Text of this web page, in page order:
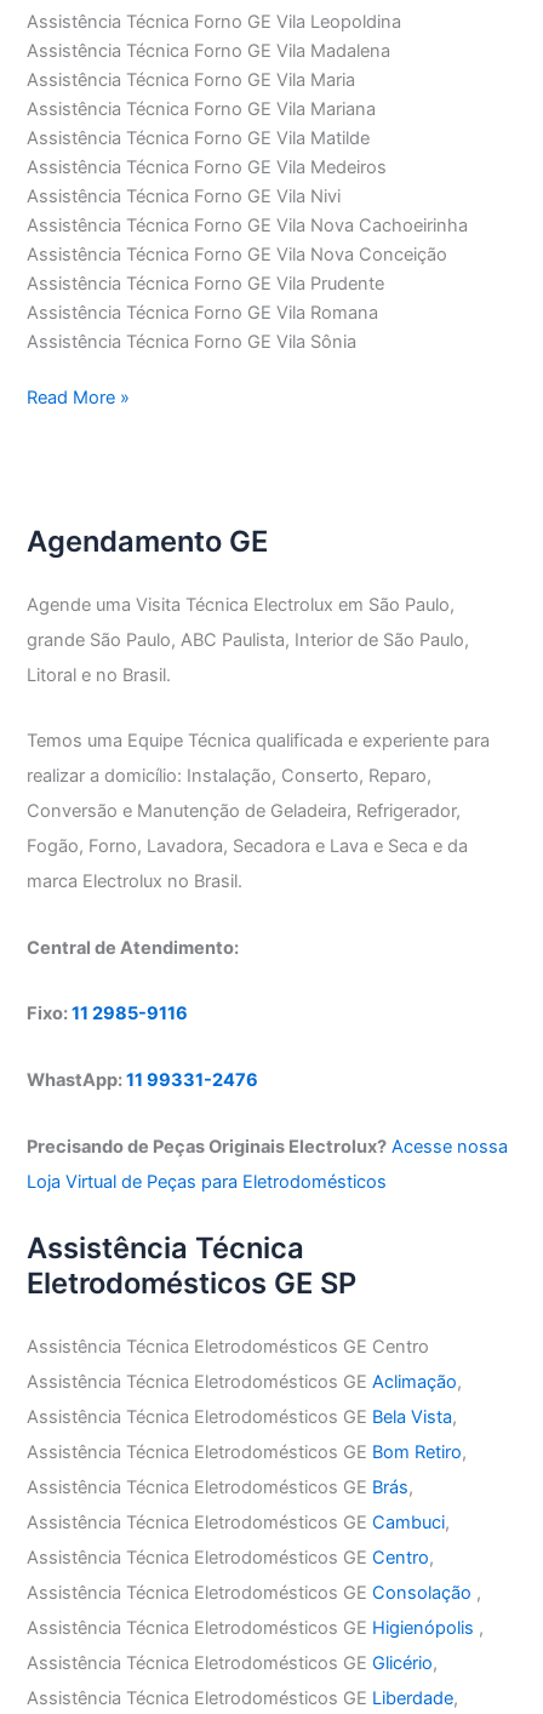
Assistência Técnica Forno GE Vila Leopoldina
Assistência Técnica Forno GE Vila Madalena
Assistência Técnica Forno GE Vila Maria
Assistência Técnica Forno GE Vila Mariana
Assistência Técnica Forno GE Vila Matilde
Assistência Técnica Forno GE Vila Medeiros
Assistência Técnica Forno GE Vila Nivi
Assistência Técnica Forno GE Vila Nova Cachoeirinha
Assistência Técnica Forno GE Vila Nova Conceição
Assistência Técnica Forno GE Vila Prudente
Assistência Técnica Forno GE Vila Romana
Assistência Técnica Forno GE Vila Sônia
Assistência
Read More »
Agendamento GE
Agende uma Visita Técnica Electrolux em São Paulo,
grande São Paulo, ABC Paulista, Interior de São Paulo,
Litoral e no Brasil.
Temos uma Equipe Técnica qualificada e experiente para
realizar a domicílio: Instalação, Conserto, Reparo,
Conversão e Manutenção de Geladeira, Refrigerador,
Fogão, Forno, Lavadora, Secadora e Lava e Seca e da
marca Electrolux no Brasil.
Central de Atendimento:
Fixo:11 2985-9116
WhastApp:11 99331-2476
Precisando de Peças Originais Electrolux? Acesse nossa
Loja Virtual de Peças para Eletrodomésticos
Assistência Técnica
Eletrodomésticos GE SP
Assistência Técnica Eletrodomésticos GE Centro
Assistência Técnica Eletrodomésticos GEAclimação,
Assistência Técnica Eletrodomésticos GE Bela Vista,
Assistência Técnica Eletrodomésticos GE Bom Retiro,
Assistência Técnica Eletrodomésticos GE Brás,
Assistência Técnica Eletrodomésticos GECambuci,
Assistência Técnica Eletrodomésticos GECentro,
Assistência Técnica Eletrodomésticos GEConsolação ,
Assistência Técnica Eletrodomésticos GE Higienópolis ,
Assistência Técnica Eletrodomésticos GEGlicério,
Assistência Técnica Eletrodomésticos GE Liberdade,